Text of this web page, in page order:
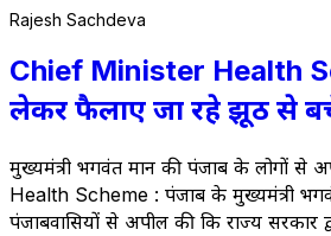
Rajesh Sachdeva
Chief Minister Health
लेकर फैलाए जा रहे झूठ से
मुख्यमंत्री भगवंत मान की पंजाब के लोगों से
Health Scheme : पंजाब के मुख्यमंत्री
पंजाबवासियों से अपील की कि राज्य सरकार